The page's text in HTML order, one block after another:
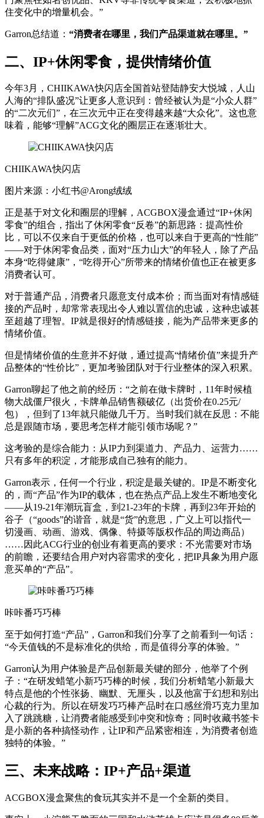
住变化中的增量机会。”
Garron总结道： “消费者在哪里，我们产品渠道就在哪里。”
二、IP+休闲零食，提供情绪价值
今年3月，CHIIKAWA快闪店全国首站登陆静安大悦城，人山
人海的“排队盛况”让更多人意识到：曾经被认为是“小众人群”
的“二次元们”，在三次元中正在变得越来越“大众化”。这也意
味着，能够“理解”ACG文化的圈层正在逐渐壮大。
CHIIKAWA快闪店
图片来源：小红书@Arong绒绒
正是基于对文化和圈层的理解，ACGBOX漫盒通过“IP+休闲
零食”的组合，指出了休闲零食“反卷”的新思路：提高性价
比，可以不仅来自于更低的价格，也可以来自于更高的“性能”
——对于休闲零食品类，面对“压力山大”的年轻人，除了产品
本身“吃得健康”，“吃得开心”所带来的情绪价值也正在被更多
消费者认可。
对于普通产品，消费者只愿意支付成本价；而当面对有情感链
接的产品时，却常常表现出令人难以置信的忠诚，这种忠诚甚
至超越了理智。IP就是很好的情感链接，能为产品带来更多的
情绪价值。
但是情绪价值的生意并不好做，通过提高“情绪价值”来提升产
品整体的“性价比”，更加考验团队对于行业整体的深入积累。
Garron聊起了他之前的经历：“之前在做卡牌时，11年时候植
物大战僵尸很火，卡牌单品销售额破亿（出货价在0.25元/
包），但到了13年就只能做几千万。当时我们就在反思：不能
总是跟随市场，要思考怎样才能引领市场呢？”
这考验的是综合能力：从IP力到渠道力、产品力、运营力……
只有多年的积淀，才能形成自己独有的能力。
Garron表示，任何一个行业，积淀是最关键的。IP是不断变化
的，而“产品”作为IP的载体，也在热点产品上发生不断地变化
——从19-21年潮玩盲盒，到21-23年的卡牌，再到23年开始的
谷子（“goods”的谐音，就是“货”的意思，广义上可以指代一
切漫画、动画、游戏、偶像、特摄等版权作品的周边商品）
……因此ACG行业的创业有着更高的要求：不光需要对市场
的前瞻，还要结合用户对内容需求的变化，把IP具象为用户愿
意买单的“产品”。
咔咔番巧巧棒
至于如何打造“产品”，Garron和我们分享了之前看到一句话：
“今天值钱的不是标准化的供给，而是值得分享的体验。”
Garron认为用户体验是产品创新最关键的部分，他举了个例
子：“在研发蜡笔小新巧巧棒的时候，我们分析蜡笔小新最大
特点是他的个性张扬、幽默、无厘头，以及他富于幻想和别出
心裁的行为。所以在研发巧巧棒产品时在口感丝滑巧克力里加
入了跳跳糖，让消费者能感受到冲突和惊奇；同时收藏书签卡
是小新的各种搞怪动作，让IP和产品紧密相连，为消费者创造
独特的体验。”
三、未来战略：IP+产品+渠道
ACGBOX漫盒聚焦的食玩其实并不是一个全新的类目。